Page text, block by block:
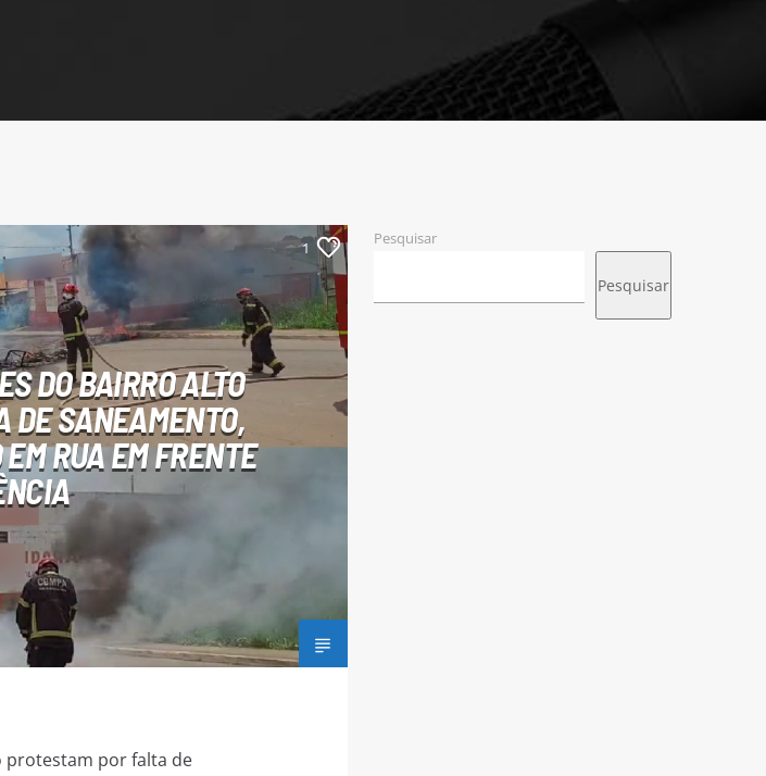
1
DO BAIRRO ALTO
DE SANEAMENTO,
RUA EM FRENTE
protestam por falta de
Pesquisar
Pesquisar